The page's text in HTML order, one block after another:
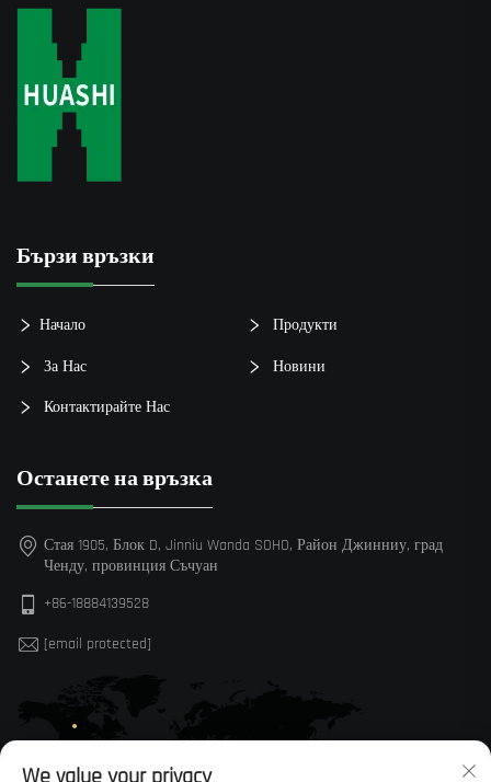
Бързи връзки
Начало Продукти
За Нас Новини
Контактирайте Нас
Останете на връзка
Стая 1905, Блок D, Jinniu Wanda SOHO, Район Джинниу, град
Ченду, провинция Съчуан
+86-18884139528
[email protected]